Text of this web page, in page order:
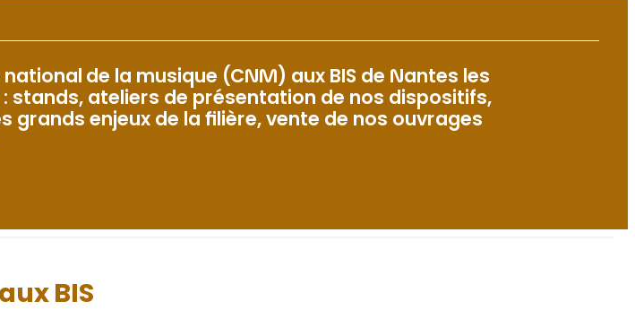
de la musique (CNM) aux BIS de Nantes les
: stands, ateliers de présentation de nos dispositifs,
grands enjeux de la filière, vente de nos ouvrages
BIS